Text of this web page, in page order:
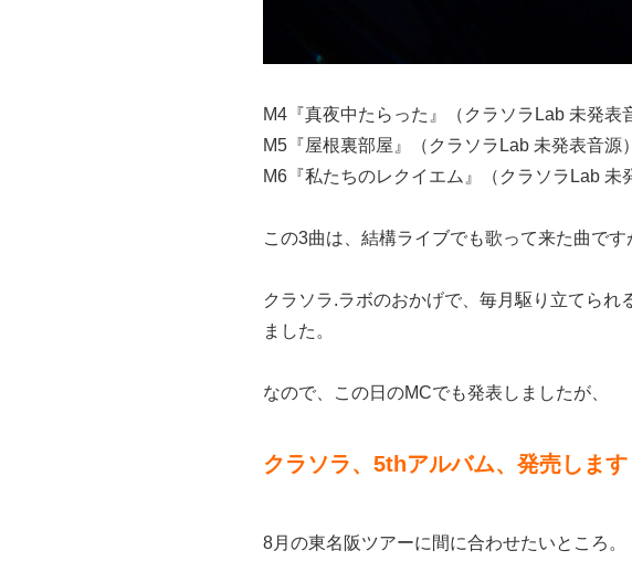
M4『真夜中たらった』（クラソラLab 未発表
M5『屋根裏部屋』（クラソラLab 未発表音源）
M6『私たちのレクイエム』（クラソラLab 未
この3曲は、結構ライブでも歌って来た曲です
クラソラ.ラボのおかげで、毎月駆り立てら
ました。
なので、この日のMCでも発表しましたが、
クラソラ、5thアルバム、発売します
8月の東名阪ツアーに間に合わせたいところ。